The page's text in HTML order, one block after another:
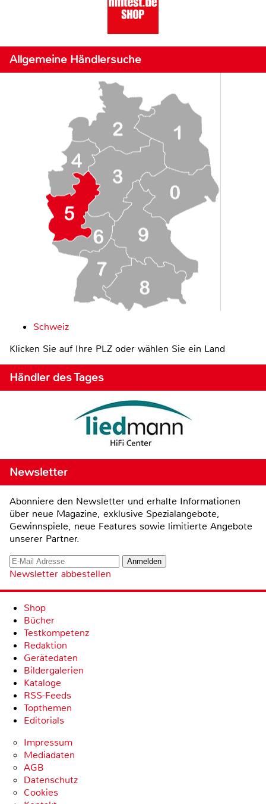
Allgemeine Händlersuche
Schweiz
Klicken Sie auf Ihre PLZ oder wählen Sie ein Land
Händler des Tages
Newsletter
Abonniere den Newsletter und erhalte Informationen
über neue Magazine, exklusive Spezialangebote,
Gewinnspiele, neue Features sowie limitierte Angebote
unserer Partner.
Newsletter abbestellen
Shop
Bücher
Testkompetenz
Redaktion
Gerätedaten
Bildergalerien
Kataloge
RSS-Feeds
Topthemen
Editorials
Impressum
Mediadaten
AGB
Datenschutz
Cookies